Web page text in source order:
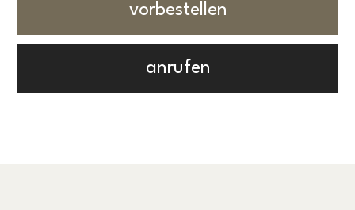
vorbestellen
anrufen